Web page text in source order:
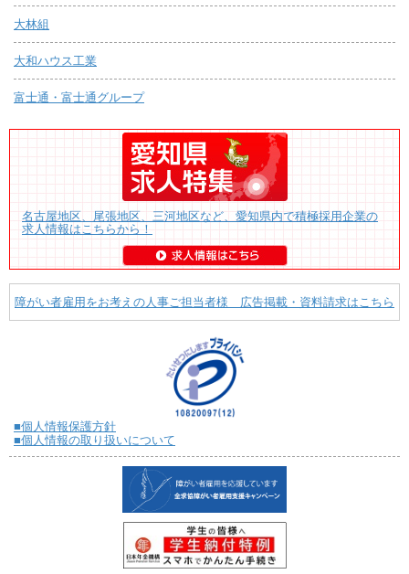
大林組
大和ハウス工業
富士通・富士通グループ
名古屋地区、尾張地区、三河地区など、愛知県内で積極採用企業の
求人情報はこちらから！
障がい者雇用をお考えの人事ご担当者様 広告掲載・資料請求はこちら
■個人情報保護方針
■個人情報の取り扱いについて